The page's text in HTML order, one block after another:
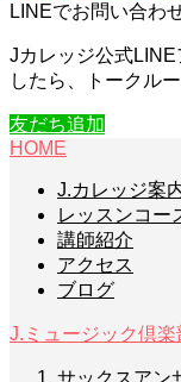
LINEでお問い合わ
Jカレッジ公式
したら、トークル
友だち追加
HOME
J.カレッジ案
レッスンコー
講師紹介
アクセス
ブログ
J.ミュージック倶楽
サックスアン